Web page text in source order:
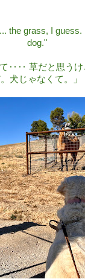
the grass, I
dog."
‥‥ 草だと思うけ
犬じゃなくて。」